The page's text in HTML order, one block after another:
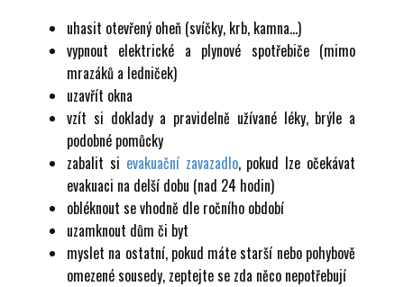
uhasit otevřený oheň (svíčky, krb, kamna…)
vypnout elektrické a plynové spotřebiče (mimo
mrazáků a ledniček)
uzavřít okna
vzít si doklady a pravidelně užívané léky, brýle a
podobné pomůcky
zabalit si evakuační zavazadlo, pokud lze očekávat
evakuaci na delší dobu (nad 24 hodin)
obléknout se vhodně dle ročního období
uzamknout dům či byt
myslet na ostatní, ​pokud máte starší nebo pohybově
omezené sousedy, zeptejte se zda něco nepotřebují